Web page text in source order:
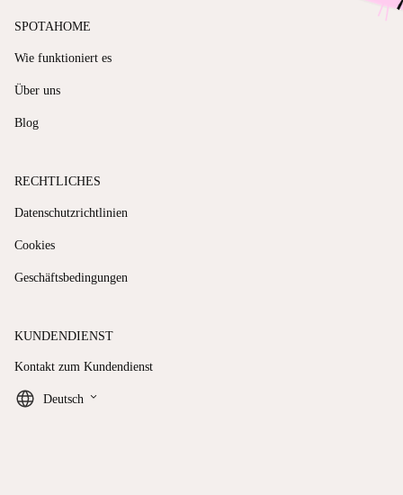
SPOTAHOME
Wie funktioniert es
Über uns
Blog
RECHTLICHES
Datenschutzrichtlinien
Cookies
Geschäftsbedingungen
KUNDENDIENST
Kontakt zum Kundendienst
Deutsch keyboard_arrow_down